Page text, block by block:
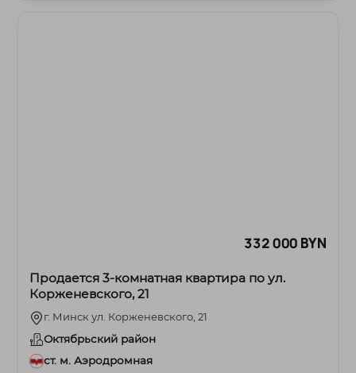
332 000 BYN
Продается 3-комнатная квартира по ул.
Корженевского, 21
г. Минск ул. Корженевского, 21
Октябрьский район
ст. м. Аэродромная